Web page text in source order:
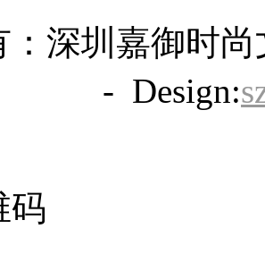
：深圳嘉御时
- Design:
码